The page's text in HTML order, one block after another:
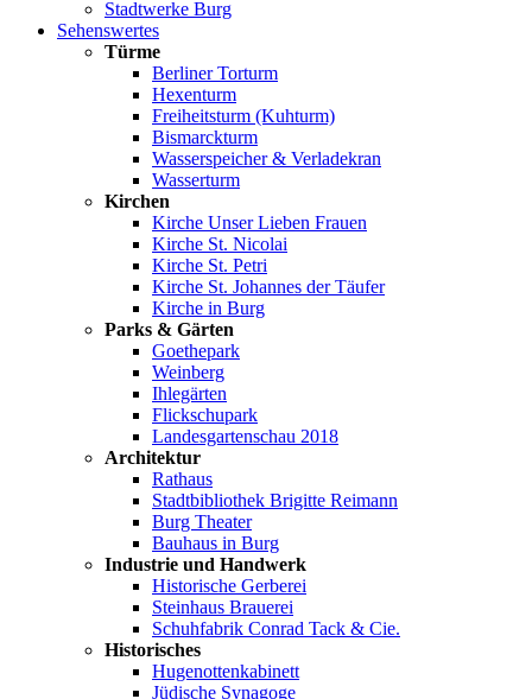
Stadtwerke Burg
Sehenswertes
Türme
Berliner Torturm
Hexenturm
Freiheitsturm (Kuhturm)
Bismarckturm
Wasserspeicher & Verladekran
Wasserturm
Kirchen
Kirche Unser Lieben Frauen
Kirche St. Nicolai
Kirche St. Petri
Kirche St. Johannes der Täufer
Kirche in Burg
Parks & Gärten
Goethepark
Weinberg
Ihlegärten
Flickschupark
Landesgartenschau 2018
Architektur
Rathaus
Stadtbibliothek Brigitte Reimann
Burg Theater
Bauhaus in Burg
Industrie und Handwerk
Historische Gerberei
Steinhaus Brauerei
Schuhfabrik Conrad Tack & Cie.
Historisches
Hugenottenkabinett
Jüdische Synagoge